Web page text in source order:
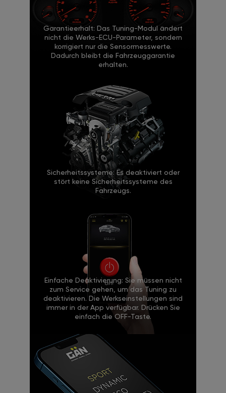
Garantieerhalt: Das Tuning-Modul ändert
nicht die Werks-ECU-Parameter, sondern
korrigiert nur die Sensormesswerte.
Dadurch bleibt die Fahrzeuggarantie
erhalten.
Sicherheitssysteme: Es deaktiviert oder
stört keine Sicherheitssysteme des
Fahrzeugs.
Einfache Deaktivierung: Sie müssen nicht
zum Service gehen, um das Tuning zu
deaktivieren. Die Werkseinstellungen sind
immer in der App verfügbar. Drücken Sie
einfach die OFF-Taste.